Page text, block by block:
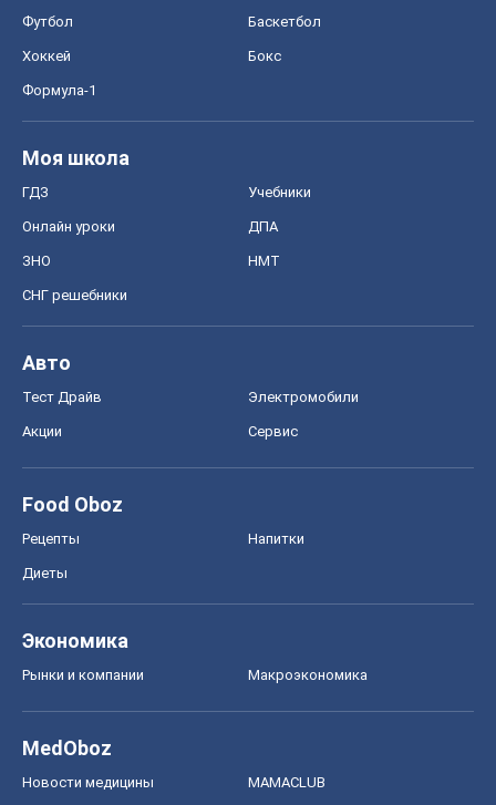
Футбол Баскетбол
Хоккей Бокс
Формула-1
Моя школа
ГДЗ Учебники
Онлайн уроки ДПА
ЗНО НМТ
СНГ решебники
Авто
Тест Драйв Электромобили
Акции Сервис
Food Oboz
Рецепты Напитки
Диеты
Экономика
Рынки и компании Mакроэкономика
MedOboz
Новости медицины MAMACLUB